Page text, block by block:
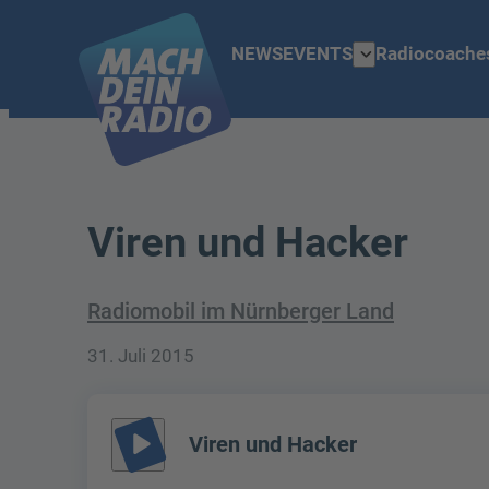
NEWSEVENTS expand_more
Viren und Hacker
Radiomobil im Nürnberger Land
31. Juli 2015
play_arrow Viren und Hacker